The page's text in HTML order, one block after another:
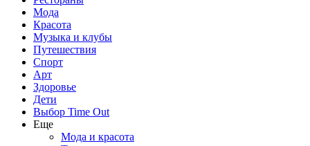
Мода
Красота
Музыка и клубы
Путешествия
Спорт
Арт
Здоровье
Дети
Выбор Time Out
Еще
Мода и красота